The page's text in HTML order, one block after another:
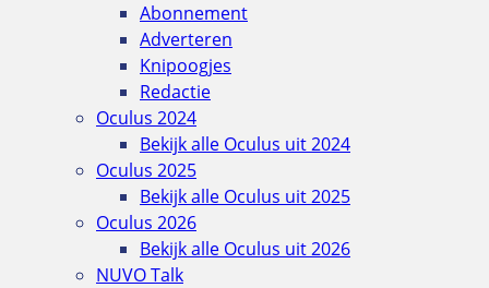
Abonnement
Adverteren
Knipoogjes
Redactie
Oculus 2024
Bekijk alle Oculus uit 2024
Oculus 2025
Bekijk alle Oculus uit 2025
Oculus 2026
Bekijk alle Oculus uit 2026
NUVO Talk